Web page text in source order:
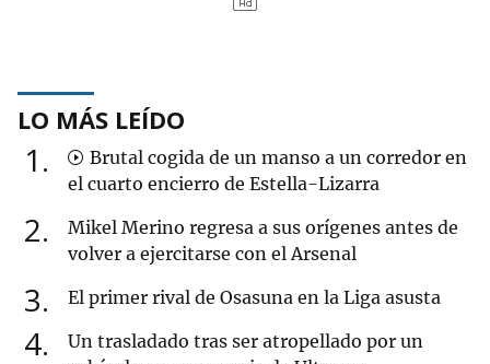
LO MÁS LEÍDO
1
Brutal cogida de un manso a un corredor en
el cuarto encierro de Estella-Lizarra
2
Mikel Merino regresa a sus orígenes antes de
volver a ejercitarse con el Arsenal
3 El primer rival de Osasuna en la Liga asusta
4
Un trasladado tras ser atropellado por un